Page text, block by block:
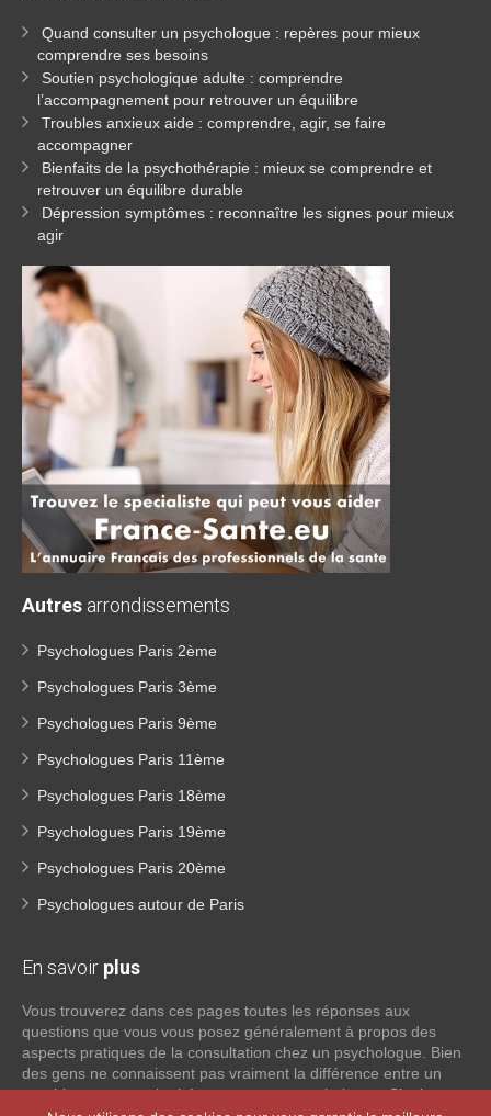
Quand consulter un psychologue : repères pour mieux
comprendre ses besoins
Soutien psychologique adulte : comprendre
l’accompagnement pour retrouver un équilibre
Troubles anxieux aide : comprendre, agir, se faire
accompagner
Bienfaits de la psychothérapie : mieux se comprendre et
retrouver un équilibre durable
Dépression symptômes : reconnaître les signes pour mieux
agir
Autres arrondissements
Psychologues Paris 2ème
Psychologues Paris 3ème
Psychologues Paris 9ème
Psychologues Paris 11ème
Psychologues Paris 18ème
Psychologues Paris 19ème
Psychologues Paris 20ème
Psychologues autour de Paris
En savoir plus
Vous trouverez dans ces pages toutes les réponses aux
questions que vous vous posez généralement à propos des
aspects pratiques de la consultation chez un psychologue. Bien
des gens ne connaissent pas vraiment la différence entre un
psychiatre, un psychothérapeute et un psychologue. Si tel est